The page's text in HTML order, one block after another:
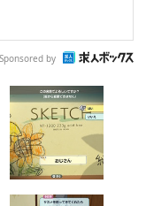
Sponsored by